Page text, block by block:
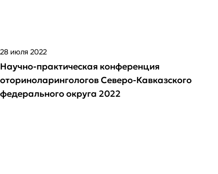
28 июля 2022
Научно-практическая конференция
оториноларингологов Северо-Кавказского
федерального округа 2022